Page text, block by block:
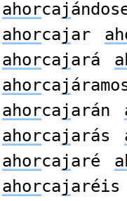
ahorcaj
ahorcajar
ahorcajará
ahorcaj
ahorcajarán
ahorcajarás
ahorcajaré
ahorcajaréis